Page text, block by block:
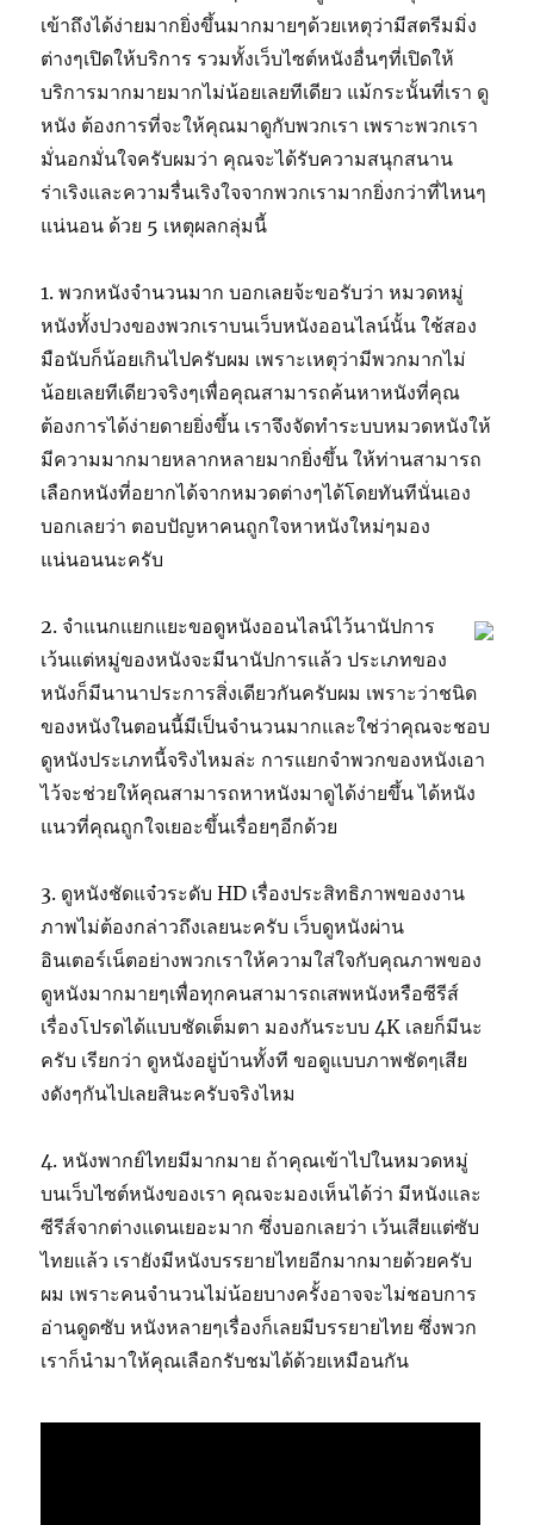
เข้าถึงได้ง่ายมากยิ่งขึ้นมากมายๆด้วยเหตุว่ามีสตรีมมิ่ง
ต่างๆเปิดให้บริการ รวมทั้งเว็บไซต์หนังอื่นๆที่เปิดให้
บริการมากมายมากไม่น้อยเลยทีเดียว แม้กระนั้นที่เรา ดู
หนัง ต้องการที่จะให้คุณมาดูกับพวกเรา เพราะพวกเรา
มั่นอกมั่นใจครับผมว่า คุณจะได้รับความสนุกสนาน
ร่าเริงและความรื่นเริงใจจากพวกเรามากยิ่งกว่าที่ไหนๆ
แน่นอน ด้วย 5 เหตุผลกลุ่มนี้
1. พวกหนังจำนวนมาก บอกเลยจ้ะขอรับว่า หมวดหมู่
หนังทั้งปวงของพวกเราบนเว็บหนังออนไลน์นั้น ใช้สอง
มือนับก็น้อยเกินไปครับผม เพราะเหตุว่ามีพวกมากไม่
น้อยเลยทีเดียวจริงๆเพื่อคุณสามารถค้นหาหนังที่คุณ
ต้องการได้ง่ายดายยิ่งขึ้น เราจึงจัดทำระบบหมวดหนังให้
มีความมากมายหลากหลายมากยิ่งขึ้น ให้ท่านสามารถ
เลือกหนังที่อยากได้จากหมวดต่างๆได้โดยทันทีนั่นเอง
บอกเลยว่า ตอบปัญหาคนถูกใจหาหนังใหม่ๆมอง
แน่นอนนะครับ
2. จำแนกแยกแยะขอดูหนังออนไลน์ไว้นานัปการ
เว้นแต่หมู่ของหนังจะมีนานัปการแล้ว ประเภทของ
หนังก็มีนานาประการสิ่งเดียวกันครับผม เพราะว่าชนิด
ของหนังในตอนนี้มีเป็นจำนวนมากและใช่ว่าคุณจะชอบ
ดูหนังประเภทนี้จริงไหมล่ะ การแยกจำพวกของหนังเอา
ไว้จะช่วยให้คุณสามารถหาหนังมาดูได้ง่ายขึ้น ได้หนัง
แนวที่คุณถูกใจเยอะขึ้นเรื่อยๆอีกด้วย
3. ดูหนังชัดแจ๋วระดับ HD เรื่องประสิทธิภาพของงาน
ภาพไม่ต้องกล่าวถึงเลยนะครับ เว็บดูหนังผ่าน
อินเตอร์เน็ตอย่างพวกเราให้ความใส่ใจกับคุณภาพของ
ดูหนังมากมายๆเพื่อทุกคนสามารถเสพหนังหรือซีรีส์
เรื่องโปรดได้แบบชัดเต็มตา มองกันระบบ 4K เลยก็มีนะ
ครับ เรียกว่า ดูหนังอยู่บ้านทั้งที ขอดูแบบภาพชัดๆเสีย
งดังๆกันไปเลยสินะครับจริงไหม
4. หนังพากย์ไทยมีมากมาย ถ้าคุณเข้าไปในหมวดหมู่
บนเว็บไซต์หนังของเรา คุณจะมองเห็นได้ว่า มีหนังและ
ซีรีส์จากต่างแดนเยอะมาก ซึ่งบอกเลยว่า เว้นเสียแต่ซับ
ไทยแล้ว เรายังมีหนังบรรยายไทยอีกมากมายด้วยครับ
ผม เพราะคนจำนวนไม่น้อยบางครั้งอาจจะไม่ชอบการ
อ่านดูดซับ หนังหลายๆเรื่องก็เลยมีบรรยายไทย ซึ่งพวก
เราก็นำมาให้คุณเลือกรับชมได้ด้วยเหมือนกัน